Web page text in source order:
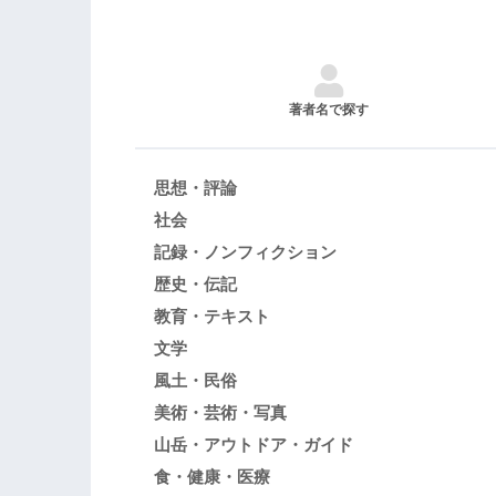
著者名で探す
思想・評論
社会
記録・ノンフィクション
歴史・伝記
教育・テキスト
文学
風土・民俗
美術・芸術・写真
山岳・アウトドア・ガイド
食・健康・医療